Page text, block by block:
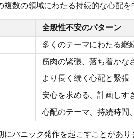
数の領域にわたる持続的な心配を
全般性不安のパターン
多くのテーマにわたる継
筋肉の緊張、落ち着かな
より長く続く心配と緊張
安心を求める、計画しす
心配のテーマ、持続時間
パニック発作を起こすことがあ